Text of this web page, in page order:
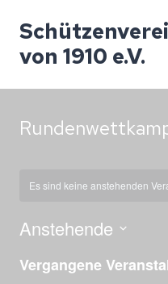
Inhalt
springen
von 1910 e.V.
Es sind keine anstehenden
Anstehende
wählen.
Vergangene